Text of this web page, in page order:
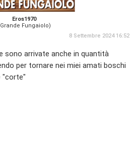
Eros1970
Fungaiolo)
8 Settembre 2024 16:52
sono arrivate anche in quantità
per tornare nei miei amati boschi
"corte"